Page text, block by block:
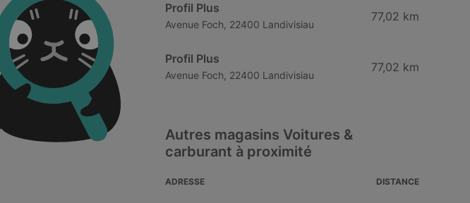
Profil Plus
Avenue Foch, 22400 Landivisiau
77,02 km
Profil Plus
Avenue Foch, 22400 Landivisiau
77,02 km
Autres magasins Voitures &
carburant à proximité
ADRESSE DISTANCE